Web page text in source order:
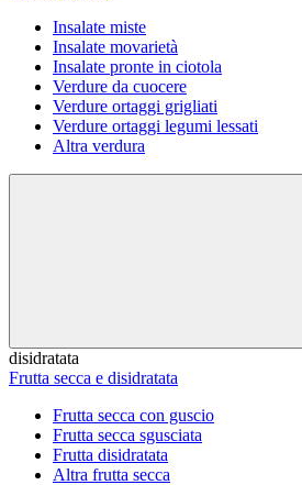
Insalate miste
Insalate movarietà
Insalate pronte in ciotola
Verdure da cuocere
Verdure ortaggi grigliati
Verdure ortaggi legumi lessati
Altra verdura
disidratata
Frutta secca e disidratata
Frutta secca con guscio
Frutta secca sgusciata
Frutta disidratata
Altra frutta secca